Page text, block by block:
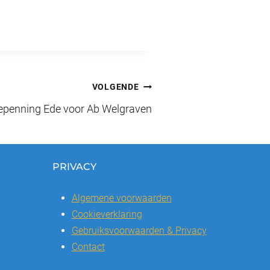
VOLGENDE
Ede voor Ab Welgraven
PRIVACY
Algemene voorwaarden
Cookieverklaring
Gebruiksvoorwaarden & Privacy
Contact